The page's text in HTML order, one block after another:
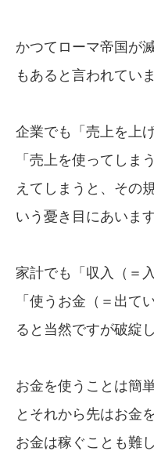
かつてローマ帝国が
もあると言われていま
企業でも「売上を上
「売上を使ってしま
えてしまうと、その
いう憂き目にあいます
家計でも「収入（＝
「使うお金（＝出て
ると当然ですが破綻
お金を使うことは簡
とそれから先はお金
お金は稼ぐことも難